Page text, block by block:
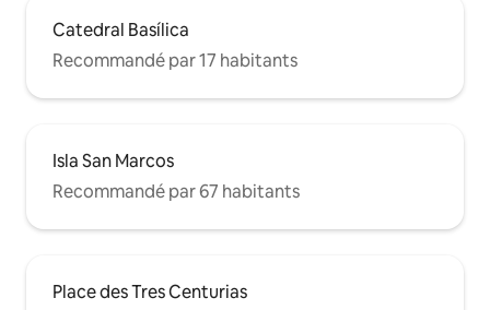
Catedral Basílica
Recommandé par 17 habitants
Isla San Marcos
Recommandé par 67 habitants
Place des Tres Centurias